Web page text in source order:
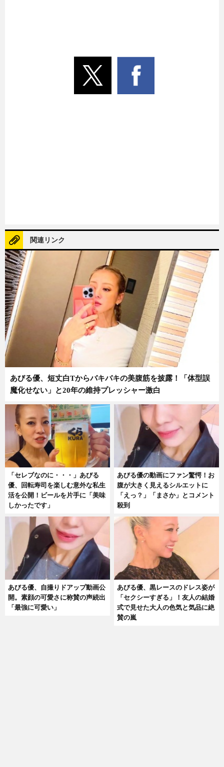
関連リンク
あびる優、短丈白Tからバキバキの美腹筋を披露！「体型誤
魔化せない」と20年の維持プレッシャー激白
「セレブなのに・・・」あびる
優、回転寿司を楽しむ意外な私生
活を公開！ビールを片手に「美味
しかったです」
あびる優の動画にファン驚愕！お
腹が大きく見えるシルエットに
「えっ？」「まさか」とコメント
殺到
あびる優、自撮りドアップ動画公
開。素顔の可愛さに称賛の声続出
「最強に可愛い」
あびる優、黒レースのドレス姿が
「セクシーすぎる」！友人の結婚
式で見せた大人の色気と気品に絶
賛の嵐